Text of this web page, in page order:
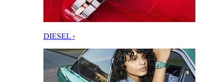
DIESEL ›